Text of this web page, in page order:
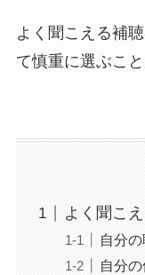
よく聞こえる補
て慎重に選ぶこ
よく聞こ
自分
自分